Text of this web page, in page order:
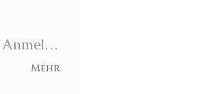
Anmelden
Mehr